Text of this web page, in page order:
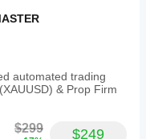
automated trading
& Prop Firm
$299 $249